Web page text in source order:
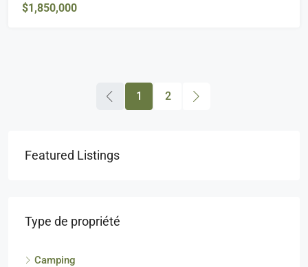
$1,850,000
1 2
Featured Listings
Type de propriété
Camping